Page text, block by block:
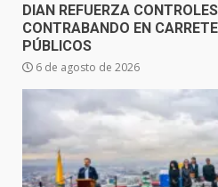
DIAN REFUERZA
CONTRABANDO EN
PÚBLICOS
6 de agosto de 2026